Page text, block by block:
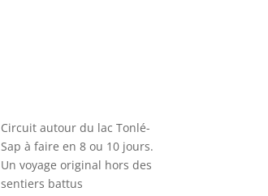
Circuit autour du lac Tonlé-
Sap à faire en 8 ou 10 jours.
Un voyage original hors des
sentiers battus